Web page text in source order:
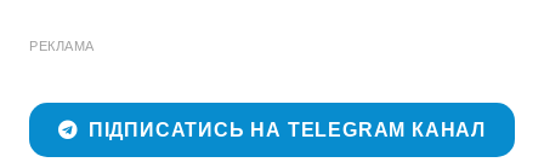
РЕКЛАМА
ПІДПИСАТИСЬ НА TELEGRAM КАНАЛ